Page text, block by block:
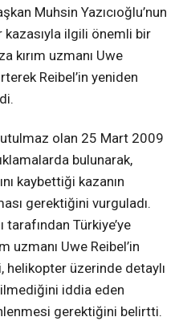
Muhsin Yazıcıoğlu’nun
kazasıyla ilgili önemli bir
kırım uzmanı Uwe
Reibel’in yeniden
olan 25 Mart 2009
bulunarak,
kaybettiği kazanın
gerektiğini vurguladı.
tarafından Türkiye’ye
uzmanı Uwe Reibel’in
helikopter üzerinde detaylı
iddia eden
gerektiğini belirtti.